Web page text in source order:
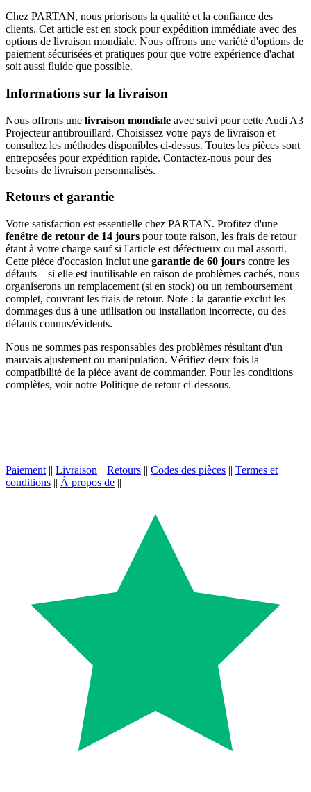
Chez PARTAN, nous priorisons la qualité et la confiance des
clients. Cet article est en stock pour expédition immédiate avec des
options de livraison mondiale. Nous offrons une variété d'options de
paiement sécurisées et pratiques pour que votre expérience d'achat
soit aussi fluide que possible.
Informations sur la livraison
Nous offrons une livraison mondiale avec suivi pour cette Audi A3
Projecteur antibrouillard. Choisissez votre pays de livraison et
consultez les méthodes disponibles ci-dessus. Toutes les pièces sont
entreposées pour expédition rapide. Contactez-nous pour des
besoins de livraison personnalisés.
Retours et garantie
Votre satisfaction est essentielle chez PARTAN. Profitez d'une
fenêtre de retour de 14 jours pour toute raison, les frais de retour
étant à votre charge sauf si l'article est défectueux ou mal assorti.
Cette pièce d'occasion inclut une garantie de 60 jours contre les
défauts – si elle est inutilisable en raison de problèmes cachés, nous
organiserons un remplacement (si en stock) ou un remboursement
complet, couvrant les frais de retour. Note : la garantie exclut les
dommages dus à une utilisation ou installation incorrecte, ou des
défauts connus/évidents.
Nous ne sommes pas responsables des problèmes résultant d'un
mauvais ajustement ou manipulation. Vérifiez deux fois la
compatibilité de la pièce avant de commander. Pour les conditions
complètes, voir notre Politique de retour ci-dessous.
Paiement || Livraison || Retours || Codes des pièces || Termes et
conditions || À propos de ||